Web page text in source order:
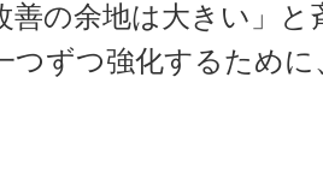
の余地は大きい」と
つずつ強化するため